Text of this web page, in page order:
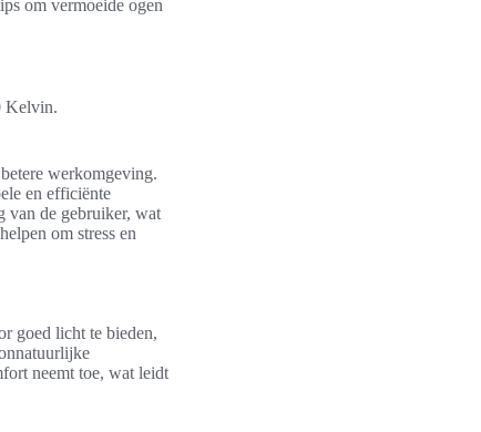
om vermoeide ogen
Kelvin.
werkomgeving.
en efficiënte
van de gebruiker, wat
om stress en
goed licht te bieden,
neemt toe, wat leidt